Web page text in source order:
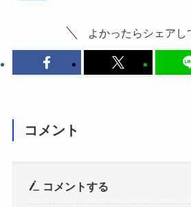
よかったらシェアし
コメント
コメントする